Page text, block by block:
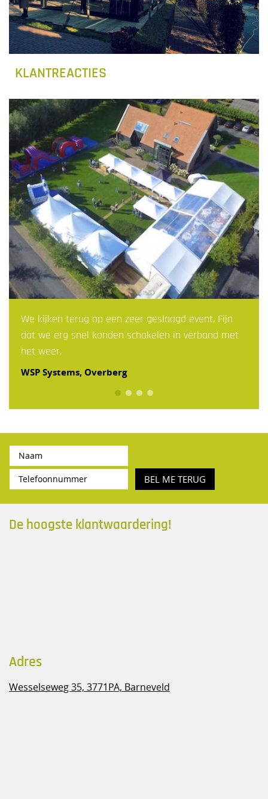
KLANTREACTIES
We kijken terug op een zeer geslaagd event. Fijn
dat we erg snel konden schakelen in verband met
het weer,
WSP Systems, Overberg
BEL ME TERUG
De hoogste klantwaardering!
Adres
Wesselseweg 35, 3771PA, Barneveld